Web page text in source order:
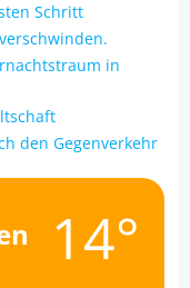
Schritt
in
den Gegenverkehr
14°